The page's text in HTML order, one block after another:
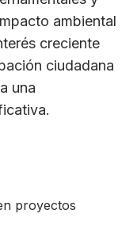
ambiental
creciente
ciudadana
una
proyectos